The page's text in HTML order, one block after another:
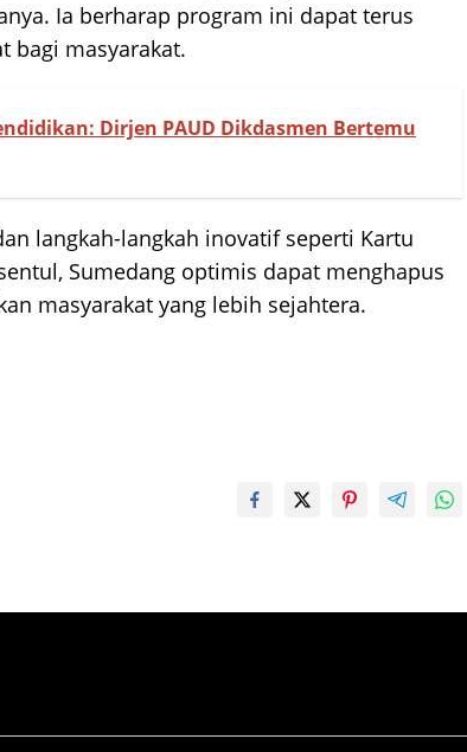
Ia berharap program ini dapat terus
bagi masyarakat.
Dirjen PAUD Dikdasmen Bertemu
langkah-langkah inovatif seperti Kartu
Sumedang optimis dapat menghapus
masyarakat yang lebih sejahtera.